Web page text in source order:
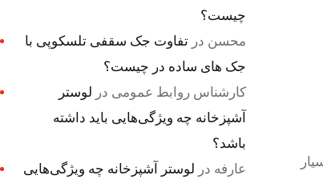
چیست؟
محسن در تفاوت جک سقفی تلسکوپی با
جک های ساده در چیست؟
کارشناس روابط عمومی در لوستر
آشپزخانه چه ویژگی‌هایی باید داشته
باشد؟
عارفه در لوستر آشپزخانه چه ویژگی‌هایی